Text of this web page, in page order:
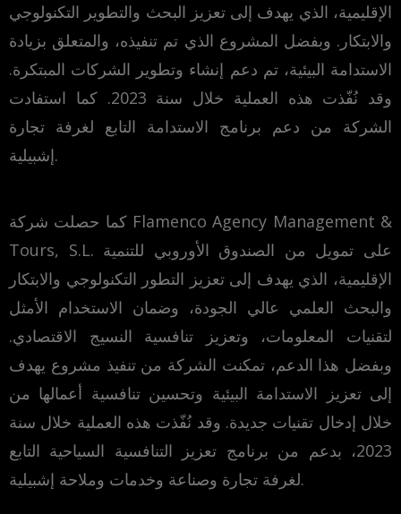
الإقليمية، الذي يهدف إلى تعزيز البحث والتطوير التكنولوجي
والابتكار. وبفضل المشروع الذي تم تنفيذه، والمتعلق بزيادة
الاستدامة البيئية، تم دعم إنشاء وتطوير الشركات المبتكرة.
وقد نُفّذت هذه العملية خلال سنة 2023. كما استفادت
الشركة من دعم برنامج الاستدامة التابع لغرفة تجارة
إشبيلية.
كما حصلت شركة Flamenco Agency Management &
Tours, S.L. على تمويل من الصندوق الأوروبي للتنمية
الإقليمية، الذي يهدف إلى تعزيز التطور التكنولوجي والابتكار
والبحث العلمي عالي الجودة، وضمان الاستخدام الأمثل
لتقنيات المعلومات، وتعزيز تنافسية النسيج الاقتصادي.
وبفضل هذا الدعم، تمكنت الشركة من تنفيذ مشروع يهدف
إلى تعزيز الاستدامة البيئية وتحسين تنافسية أعمالها من
خلال إدخال تقنيات جديدة. وقد نُفّذت هذه العملية خلال سنة
2023، بدعم من برنامج تعزيز التنافسية السياحية التابع
لغرفة تجارة وصناعة وخدمات وملاحة إشبيلية.